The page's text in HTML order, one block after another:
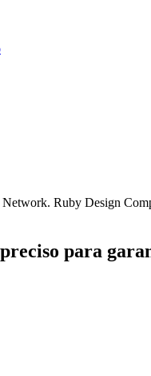
Ruby Design
para